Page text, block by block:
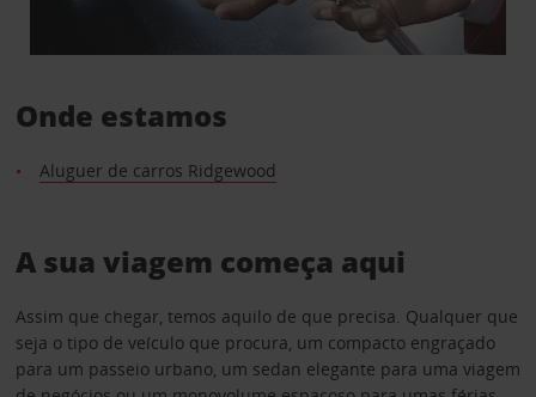
Onde estamos
Aluguer de carros Ridgewood
A sua viagem começa aqui
Assim que chegar, temos aquilo de que precisa. Qualquer que
seja o tipo de veículo que procura, um compacto engraçado
para um passeio urbano, um sedan elegante para uma viagem